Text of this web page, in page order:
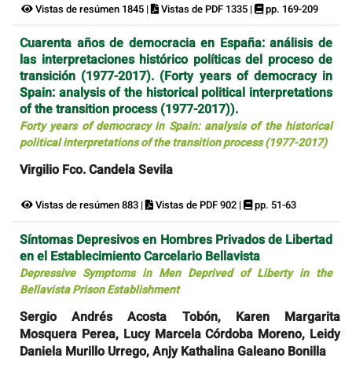
Vistas de resúmen 1845 | Vistas de PDF 1335 | pp. 169-209
Cuarenta años de democracia en España: análisis de
las interpretaciones histórico políticas del proceso de
transición (1977-2017). (Forty years of democracy in
Spain: analysis of the historical political interpretations
of the transition process (1977-2017)).
Forty years of democracy in Spain: analysis of the historical
political interpretations of the transition process (1977-2017)
Virgilio Fco. Candela Sevila
Vistas de resúmen 883 | Vistas de PDF 902 | pp. 51-63
Síntomas Depresivos en Hombres Privados de Libertad
en el Establecimiento Carcelario Bellavista
Depressive Symptoms in Men Deprived of Liberty in the
Bellavista Prison Establishment
Sergio Andrés Acosta Tobón, Karen Margarita
Mosquera Perea, Lucy Marcela Córdoba Moreno, Leidy
Daniela Murillo Urrego, Anjy Kathalina Galeano Bonilla